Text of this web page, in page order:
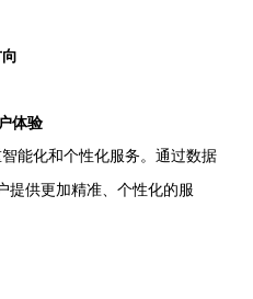
体验
能化和个性化服务。通过数据
提供更加精准、个性化的服